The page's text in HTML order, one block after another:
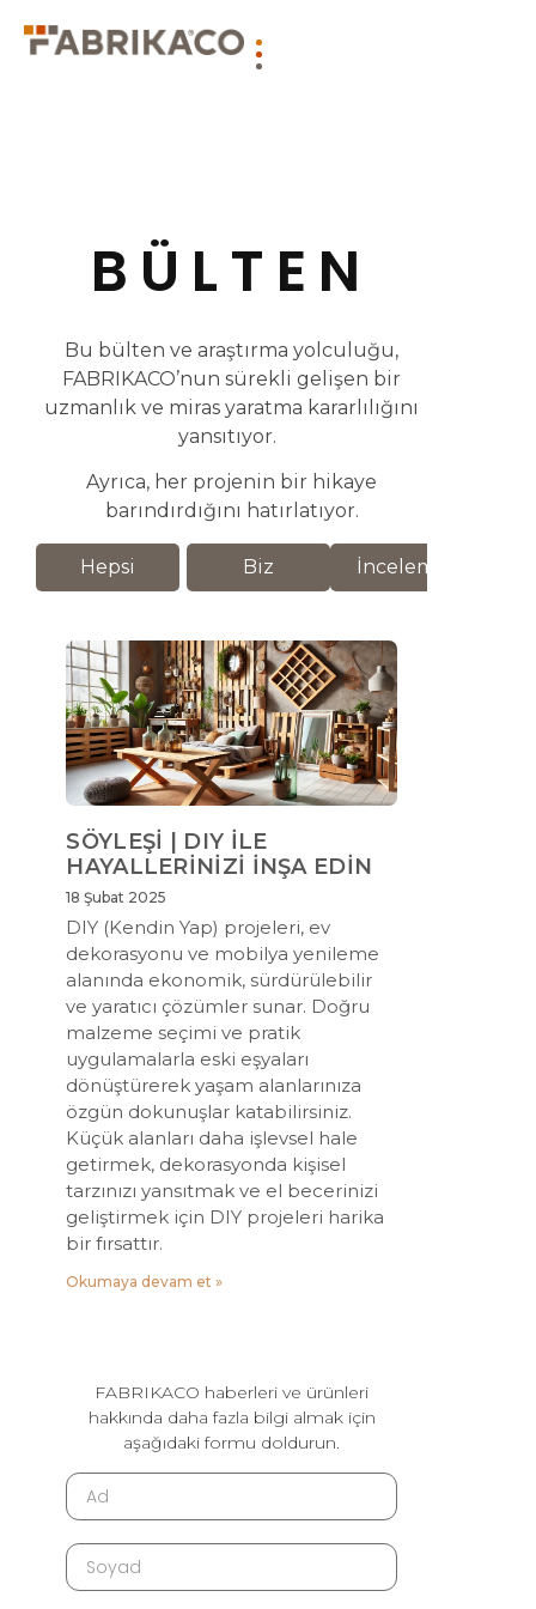
BÜLTEN
Bu bülten ve araştırma yolculuğu,
FABRIKACO’nun sürekli gelişen bir
uzmanlık ve miras yaratma kararlılığını
yansıtıyor.
Ayrıca, her projenin bir hikaye
barındırdığını hatırlatıyor.
Hepsi Biz İnceleme
SÖYLEŞİ | DIY İLE
HAYALLERİNİZİ İNŞA EDİN
18 Şubat 2025
DIY (Kendin Yap) projeleri, ev
dekorasyonu ve mobilya yenileme
alanında ekonomik, sürdürülebilir
ve yaratıcı çözümler sunar. Doğru
malzeme seçimi ve pratik
uygulamalarla eski eşyaları
dönüştürerek yaşam alanlarınıza
özgün dokunuşlar katabilirsiniz.
Küçük alanları daha işlevsel hale
getirmek, dekorasyonda kişisel
tarzınızı yansıtmak ve el becerinizi
geliştirmek için DIY projeleri harika
bir fırsattır.
Okumaya devam et »
FABRIKACO haberleri ve ürünleri
hakkında daha fazla bilgi almak için
aşağıdaki formu doldurun.